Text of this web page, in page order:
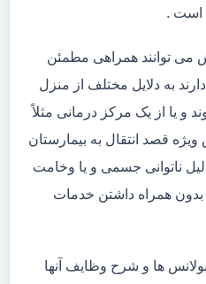
است .
توانند همراهی مطمئن
به دلایل مختلف از منزل
و یا از یک مرکز درمانی مثلاً
قصد انتقال به بیمارستان
ناتوانی جسمی و یا وخامت
بدون همراه داشتن خدمات
ها و شرح وظایف آنها